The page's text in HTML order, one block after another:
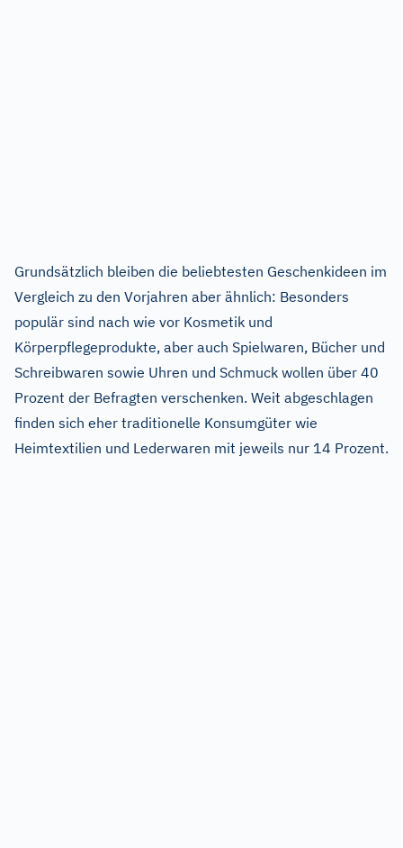
Grundsätzlich bleiben die beliebtesten Geschenkideen im
Vergleich zu den Vorjahren aber ähnlich: Besonders
populär sind nach wie vor Kosmetik und
Körperpflegeprodukte, aber auch Spielwaren, Bücher und
Schreibwaren sowie Uhren und Schmuck wollen über 40
Prozent der Befragten verschenken. Weit abgeschlagen
finden sich eher traditionelle Konsumgüter wie
Heimtextilien und Lederwaren mit jeweils nur 14 Prozent.